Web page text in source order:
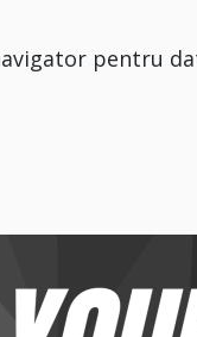
pentru